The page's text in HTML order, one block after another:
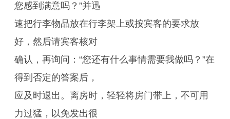
您感到满意吗？”并迅
速把行李物品放在行李架上或按宾客的要求放
好，然后请宾客核对
确认，再询问：“您还有什么事情需要我做吗？”在
得到否定的答案后，
应及时退出。离房时，轻轻将房门带上，不可用
力过猛，以免发出很